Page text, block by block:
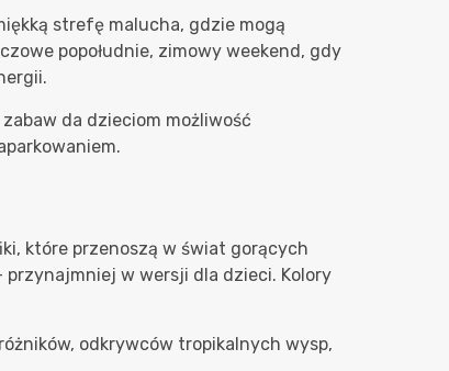
strefę malucha, gdzie mogą
popołudnie, zimowy weekend, gdy
da dzieciom możliwość
które przenoszą w świat gorących
w wersji dla dzieci. Kolory
odkrywców tropikalnych wysp,